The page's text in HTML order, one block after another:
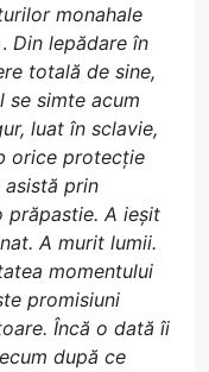
monahale
Din lepădare în
totală de sine,
se simte acum
luat în sclavie,
orice protecție
asistă prin
prăpastie. A ieșit
A murit lumii.
momentului
promisiuni
Încă o dată îi
după ce